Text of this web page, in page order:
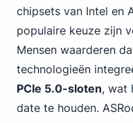
chipsets van Intel en
populaire keuze zijn
Mensen waarderen
technologieën
PCIe 5.0-sloten, wat
date te houden.